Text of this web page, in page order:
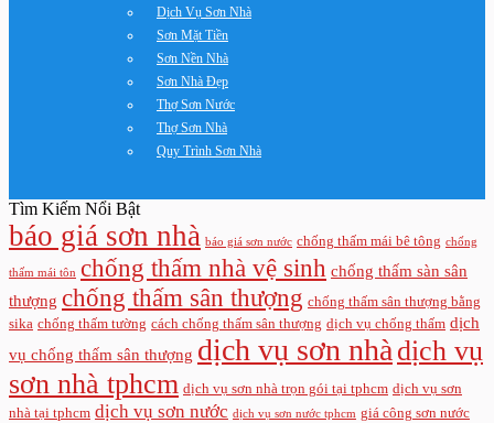
Dịch Vụ Sơn Nhà
Sơn Mặt Tiền
Sơn Nền Nhà
Sơn Nhà Đẹp
Thợ Sơn Nước
Thợ Sơn Nhà
Quy Trình Sơn Nhà
Tìm Kiếm Nổi Bật
báo giá sơn nhà báo giá sơn nước chống thấm mái bê tông chống
thấm mái tôn chống thấm nhà vệ sinh chống thấm sàn sân
thượng chống thấm sân thượng chống thấm sân thượng bằng
sika chống thấm tường cách chống thấm sân thượng dịch vụ chống thấm dịch
vụ chống thấm sân thượng dịch vụ sơn nhà dịch vụ
sơn nhà tphcm dịch vụ sơn nhà trọn gói tại tphcm dịch vụ sơn
nhà tại tphcm dịch vụ sơn nước dịch vụ sơn nước tphcm giá công sơn nước